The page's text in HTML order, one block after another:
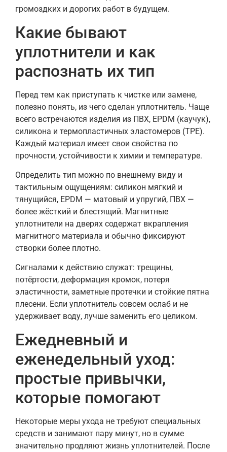
громоздких и дорогих работ в будущем.
Какие бывают
уплотнители и как
распознать их тип
Перед тем как приступать к чистке или замене,
полезно понять, из чего сделан уплотнитель. Чаще
всего встречаются изделия из ПВХ, EPDM (каучук),
силикона и термопластичных эластомеров (TPE).
Каждый материал имеет свои свойства по
прочности, устойчивости к химии и температуре.
Определить тип можно по внешнему виду и
тактильным ощущениям: силикон мягкий и
тянущийся, EPDM — матовый и упругий, ПВХ —
более жёсткий и блестящий. Магнитные
уплотнители на дверях содержат вкрапления
магнитного материала и обычно фиксируют
створки более плотно.
Сигналами к действию служат: трещины,
потёртости, деформация кромок, потеря
эластичности, заметные протечки и стойкие пятна
плесени. Если уплотнитель совсем ослаб и не
удерживает воду, лучше заменить его целиком.
Ежедневный и
еженедельный уход:
простые привычки,
которые помогают
Некоторые меры ухода не требуют специальных
средств и занимают пару минут, но в сумме
значительно продляют жизнь уплотнителей. После